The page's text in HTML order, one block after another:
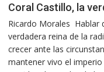
Coral Castillo, la
Ricardo Morales Hablar
verdadera reina de la
crecer ante las
mantener vivo el